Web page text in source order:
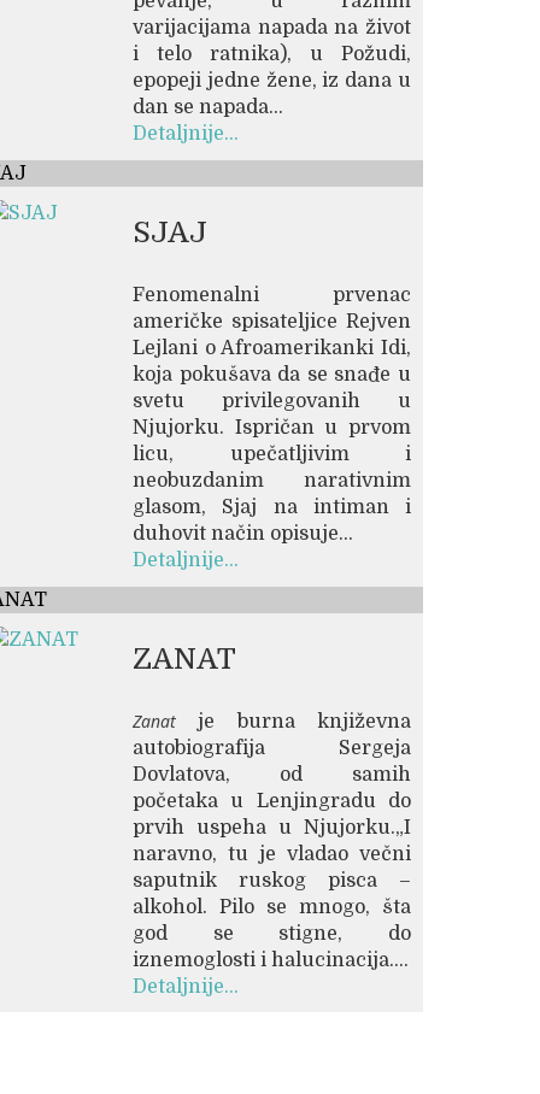
varijacijama napada na život
i telo ratnika), u Požudi,
epopeji jedne žene, iz dana u
dan se napada...
Detaljnije...
SJAJ
Fenomenalni prvenac
američke spisateljice Rejven
Lejlani o Afroamerikanki Idi,
koja pokušava da se snađe u
svetu privilegovanih u
Njujorku. Ispričan u prvom
licu, upečatljivim i
neobuzdanim narativnim
glasom, Sjaj na intiman i
duhovit način opisuje...
Detaljnije...
ZANAT
Zanat je burna književna
autobiografija Sergeja
Dovlatova, od samih
početaka u Lenjingradu do
prvih uspeha u Njujorku.„I
naravno, tu je vladao večni
saputnik ruskog pisca –
alkohol. Pilo se mnogo, šta
god se stigne, do
iznemoglosti i halucinacija....
Detaljnije...